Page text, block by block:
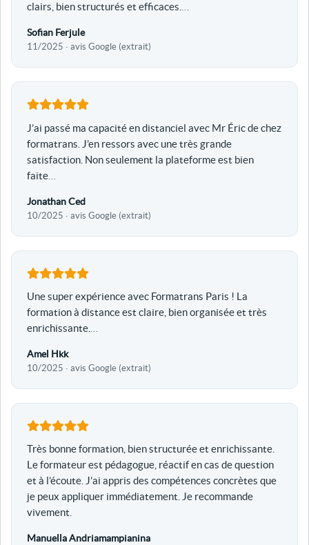
clairs, bien structurés et efficaces.
Sofian Ferjule
11/2025 · avis Google (extrait)
J’ai passé ma capacité en distanciel avec Mr Éric de chez
formatrans. J’en ressors avec une très grande
satisfaction. Non seulement la plateforme est bien
faite…
Jonathan Ced
10/2025 · avis Google (extrait)
Une super expérience avec Formatrans Paris ! La
formation à distance est claire, bien organisée et très
enrichissante.
Amel Hkk
10/2025 · avis Google (extrait)
Très bonne formation, bien structurée et enrichissante.
Le formateur est pédagogue, réactif en cas de question
et à l’écoute. J’ai appris des compétences concrètes que
je peux appliquer immédiatement. Je recommande
vivement.
Manuella Andriamampianina